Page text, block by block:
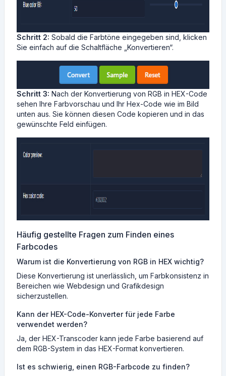
Schritt 2: Sobald die Farbtöne eingegeben sind, klicken
Sie einfach auf die Schaltfläche „Konvertieren“.
Schritt 3: Nach der Konvertierung von RGB in HEX-Code
sehen Ihre Farbvorschau und Ihr Hex-Code wie im Bild
unten aus. Sie können diesen Code kopieren und in das
gewünschte Feld einfügen.
Häufig gestellte Fragen zum Finden eines
Farbcodes
Warum ist die Konvertierung von RGB in HEX wichtig?
Diese Konvertierung ist unerlässlich, um Farbkonsistenz in
Bereichen wie Webdesign und Grafikdesign
sicherzustellen.
Kann der HEX-Code-Konverter für jede Farbe
verwendet werden?
Ja, der HEX-Transcoder kann jede Farbe basierend auf
dem RGB-System in das HEX-Format konvertieren.
Ist es schwierig, einen RGB-Farbcode zu finden?